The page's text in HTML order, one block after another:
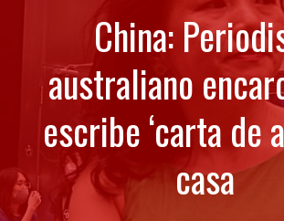
China:
australiano
escribe ‘carta de
casa